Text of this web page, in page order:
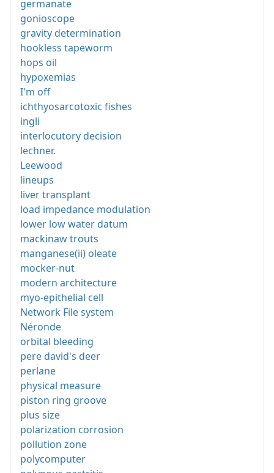
germanate
gonioscope
gravity determination
hookless tapeworm
hops oil
hypoxemias
I'm off
ichthyosarcotoxic fishes
ingli
interlocutory decision
lechner.
Leewood
lineups
liver transplant
load impedance modulation
lower low water datum
mackinaw trouts
manganese(ii) oleate
mocker-nut
modern architecture
myo-epithelial cell
Network File system
Néronde
orbital bleeding
pere david's deer
perlane
physical measure
piston ring groove
plus size
polarization corrosion
pollution zone
polycomputer